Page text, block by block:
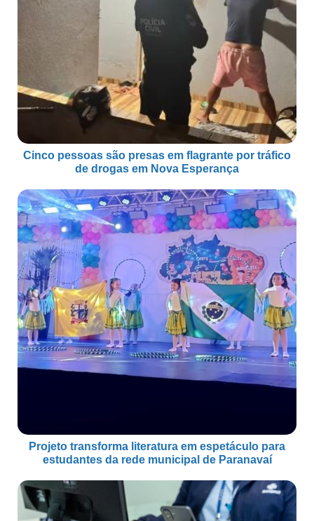
Cinco pessoas são presas em flagrante por tráfico
de drogas em Nova Esperança
Projeto transforma literatura em espetáculo para
estudantes da rede municipal de Paranavaí